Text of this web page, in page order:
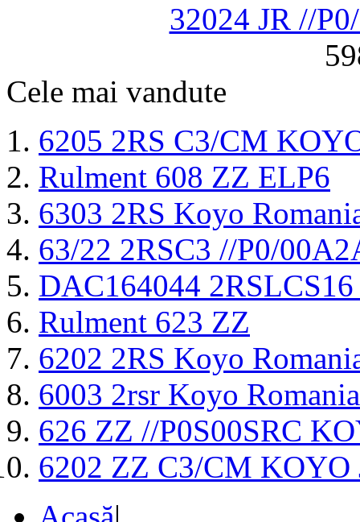
32024 JR //
Cele mai vandute
6205 2RS C3/CM
Rulment 608 ZZ ELP6
6303 2RS Koyo
63/22 2RSC3 //P0/
DAC164044
Rulment 623 ZZ
6202 2RS Koyo
6003 2rsr Koyo Romania
626 ZZ //P0S00SRC
6202 ZZ C3/CM KOYO